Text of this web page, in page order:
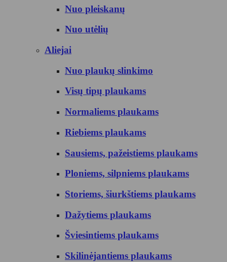
Nuo pleiskanų
Nuo utėlių
Aliejai
Nuo plaukų slinkimo
Visų tipų plaukams
Normaliems plaukams
Riebiems plaukams
Sausiems, pažeistiems plaukams
Ploniems, silpniems plaukams
Storiems, šiurkštiems plaukams
Dažytiems plaukams
Šviesintiems plaukams
Skilinėjantiems plaukams